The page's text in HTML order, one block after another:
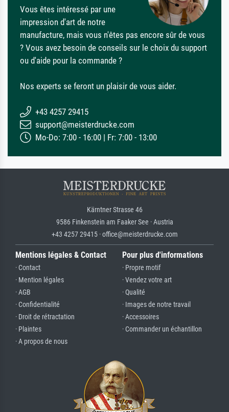
Vous êtes intéressé par une
impression d'art de notre
manufacture, mais vous n'êtes pas encore sûr de vous
? Vous avez besoin de conseils sur le choix du support
ou d'aide pour la commande ?
Nos experts se feront un plaisir de vous aider.
+43 4257 29415
support@meisterdrucke.com
Mo-Do: 7:00 - 16:00 | Fr: 7:00 - 13:00
Kärntner Strasse 46
9586 Finkenstein am Faaker See · Austria
+43 4257 29415 · office@meisterdrucke.com
Mentions légales & Contact
· Contact
· Mention légales
· AGB
· Confidentialité
· Droit de rétractation
· Plaintes
· A propos de nous
Pour plus d'informations
· Propre motif
· Vendez votre art
· Qualité
· Images de notre travail
· Accessoires
· Commander un échantillon